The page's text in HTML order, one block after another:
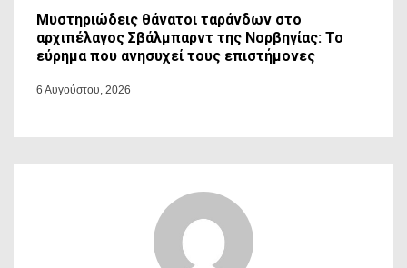
Μυστηριώδεις θάνατοι ταράνδων στο
αρχιπέλαγος Σβάλμπαρντ της Νορβηγίας: Το
εύρημα που ανησυχεί τους επιστήμονες
6 Αυγούστου, 2026